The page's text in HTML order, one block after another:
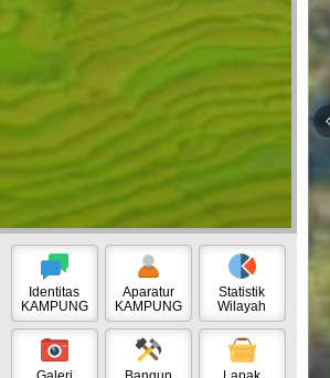
Identitas
KAMPUNG
Aparatur
KAMPUNG
Statistik
Wilayah